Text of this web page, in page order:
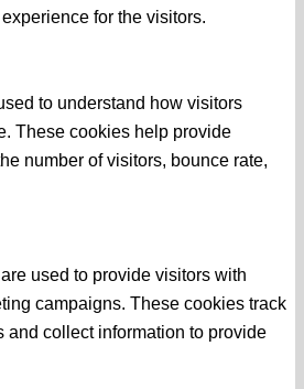
for the visitors.
to understand how visitors
These cookies help provide
number of visitors, bounce rate,
used to provide visitors with
campaigns. These cookies track
and collect information to provide